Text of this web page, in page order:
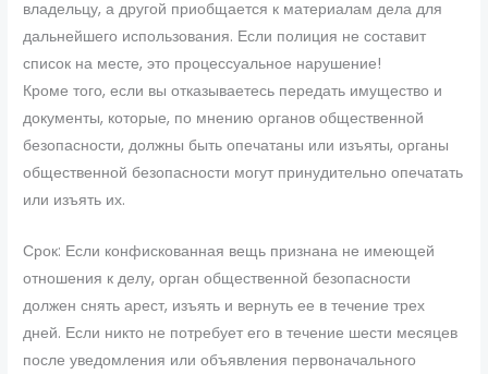
владельцу, а другой приобщается к материалам дела для
дальнейшего использования. Если полиция не составит
список на месте, это процессуальное нарушение!
Кроме того, если вы отказываетесь передать имущество и
документы, которые, по мнению органов общественной
безопасности, должны быть опечатаны или изъяты, органы
общественной безопасности могут принудительно опечатать
или изъять их.
Срок: Если конфискованная вещь признана не имеющей
отношения к делу, орган общественной безопасности
должен снять арест, изъять и вернуть ее в течение трех
дней. Если никто не потребует его в течение шести месяцев
после уведомления или объявления первоначального